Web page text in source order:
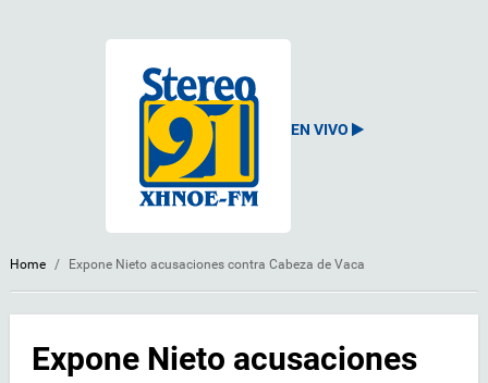
EN VIVO
Home / Expone Nieto acusaciones contra Cabeza de Vaca
Expone Nieto acusaciones